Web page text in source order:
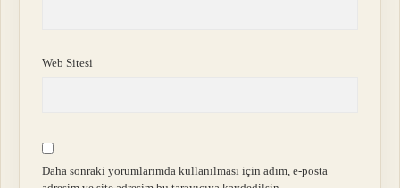
Web Sitesi
Daha sonraki yorumlarımda kullanılması için adım, e-posta